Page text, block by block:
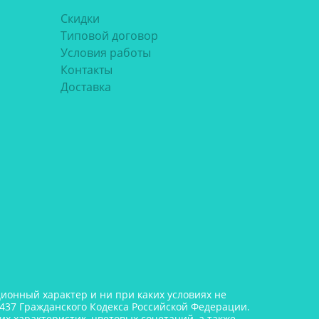
Скидки
Типовой договор
Условия работы
Контакты
Доставка
характер и ни при каких условиях не
Гражданского Кодекса Российской Федерации.